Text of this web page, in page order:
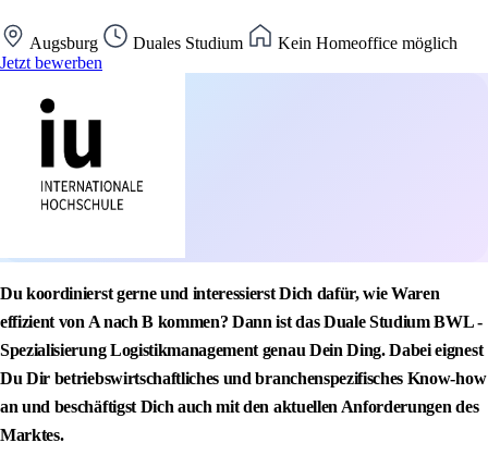
Augsburg Duales Studium
Kein Homeoffice möglich
Jetzt bewerben
Du koordinierst gerne und interessierst Dich dafür, wie Waren
effizient von A nach B kommen? Dann ist das Duale Studium BWL -
Spezialisierung Logistikmanagement genau Dein Ding. Dabei eignest
Du Dir betriebswirtschaftliches und branchenspezifisches Know-how
an und beschäftigst Dich auch mit den aktuellen Anforderungen des
Marktes.